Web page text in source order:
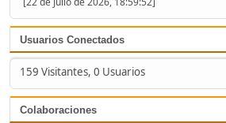
Usuarios Conectados
159 Visitantes, 0 Usuarios
Colaboraciones